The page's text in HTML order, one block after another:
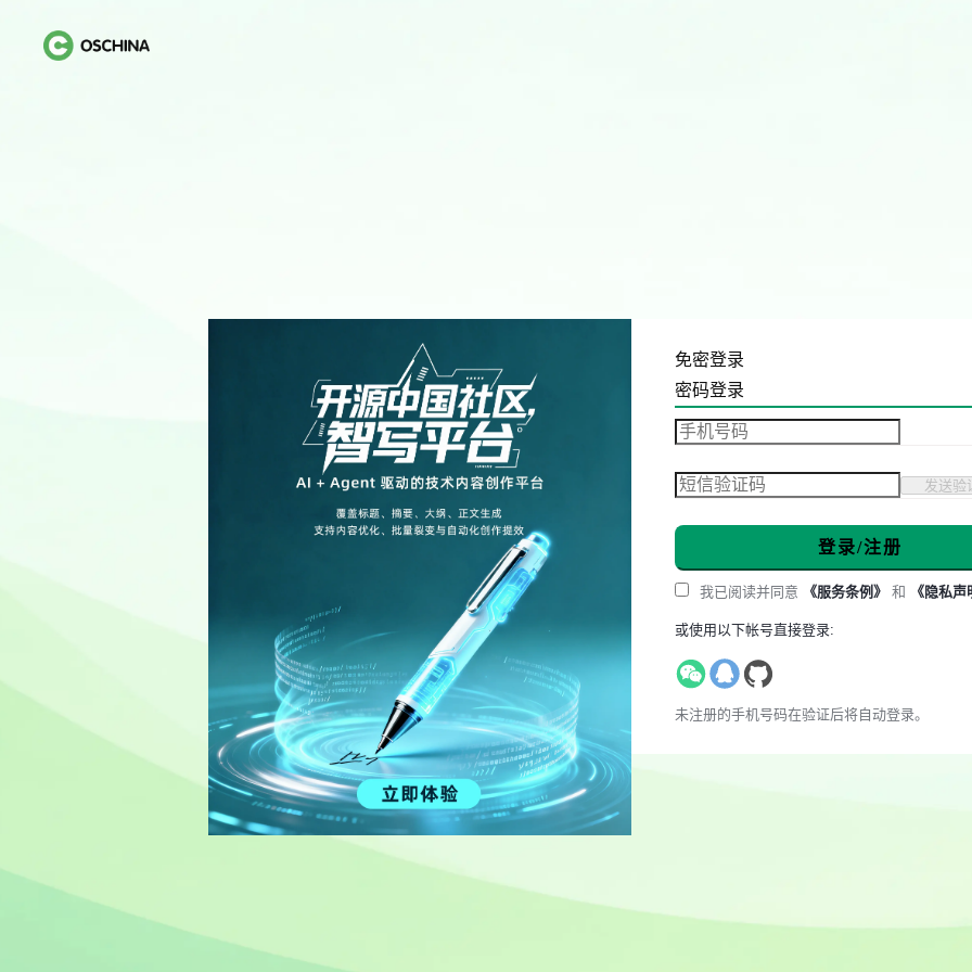
免密登录
密码登录
发送验
登录/注册
我已阅读并同意 《服务条例》 和 《隐私声
或使用以下帐号直接登录:
未注册的手机号码在验证后将自动登录。